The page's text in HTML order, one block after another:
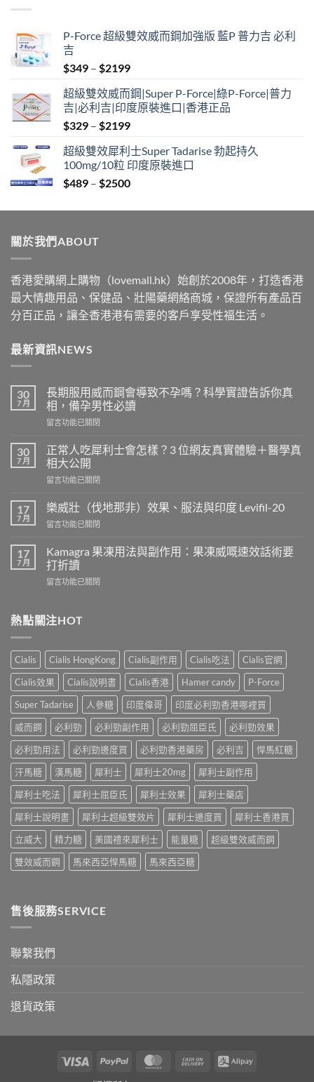
P-Force 超級雙效威而鋼加強版 藍P 普力吉 必利
吉
$349 – $2199Price
$349
through
$2199
超級雙效威而鋼|Super P-Force|綠P-Force|普力
吉|必利吉|印度原裝進口|香港正品
$329 – $2199Price
$329
through
$2199
超級雙效犀利士Super Tadarise 勃起持久
100mg/10粒 印度原裝進口
$489 – $2500Price
$489
關於我們ABOUT
香港愛購網上購物（lovemall.hk）始創於2008年，打造香港
最大情趣用品、保健品、壯陽藥網絡商城，保證所有產品百
分百正品，讓全香港港有需要的客戶享受性福生活。
最新資訊NEWS
30
7 月
長期服用威而鋼會導致不孕嗎？科學實證告訴你真
相，備孕男性必讀
在
期
服
用
威
鋼
導
不
孕
嗎？
實
證
你
真
相，
備
孕
男
必
讀〉
留言功能已關閉
30
7 月
正常人吃犀利士會怎樣？3 位網友真實體驗＋醫學真
相大公開
在
常
人
吃
利
士
怎
位
真
實
體
驗
＋
醫
真
相
大
開〉
中
留言功能已關閉
17
7 月
樂威壯（伐地那非）效果、服法與印度 Levifil-20
在
威
壯
（伐
地
效
法
與
印
度
Levifil-
20〉
留言功能已關閉
17
7 月
Kamagra 果凍用法與副作用：果凍威嘅速效話術要
打折讀
在
凍
用
與
副
作
用：
果
凍
嘅
速
效
術
要
打
折
讀〉
留言功能已關閉
熱點關注HOT
Cialis Cialis HongKong Cialis副作用 Cialis吃法
Cialis官網
Cialis效果
Cialis說明書 Cialis香港 Hamer candy
P-Force
Super Tadarise
人參糖 印度偉哥
印度必利勁香港哪裡買
威而鋼
必利勁 必利勁副作用 必利勁屈臣氏
必利勁效果
必利勁用法
必利勁邊度買 必利勁香港藥房 必利吉
悍馬紅糖
汗馬糖
漢馬糖 犀利士 犀利士20mg
犀利士副作用
犀利士吃法
犀利士屈臣氏 犀利士效果
犀利士藥店
犀利士說明書
犀利士超級雙效片 犀利士邊度買
犀利士香港買
立威大
精力糖 美國禮來犀利士 能量糖
超級雙效威而鋼
雙效威而鋼
馬來西亞悍馬糖 馬來西亞糖
售後服務SERVICE
聯繫我們
私隱政策
退貨政策
Visa PayPal MasterCardCash
Alipay